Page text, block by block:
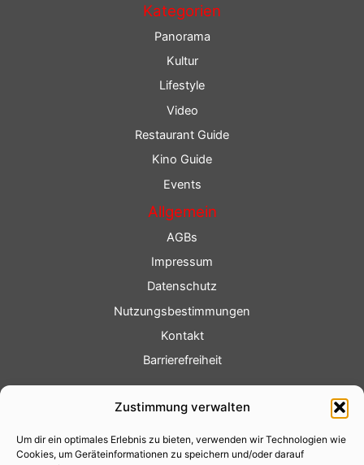
Zustimmung verwalten
Um dir ein optimales Erlebnis zu bieten, verwenden wir Technologien wie
Cookies, um Geräteinformationen zu speichern und/oder darauf
Kategorien
Panorama
Kultur
Lifestyle
Video
Restaurant Guide
Kino Guide
Events
Allgemein
AGBs
Impressum
Datenschutz
Nutzungsbestimmungen
Kontakt
Barrierefreiheit
Fotoservice
Videoservice